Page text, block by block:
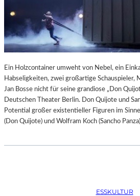
Ein Holzcontainer umweht von Nebel, ein
Habseligkeiten, zwei großartige Schauspieler,
Jan Bosse nicht für seine grandiose „Don
Deutschen Theater Berlin. Don Quijote und
Potential großer existentieller Figuren im
(Don Quijote) und Wolfram Koch (Sancho
ESSKULTUR